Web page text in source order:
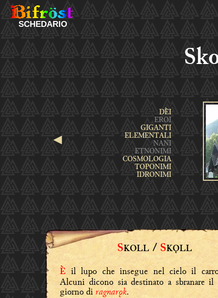
SCHEDARIO
◄
SKOLL / SKǪLL
È il lupo che insegue nel cielo il
Alcuni dicono sia destinato a sbranare il
giorno diragnarǫk.